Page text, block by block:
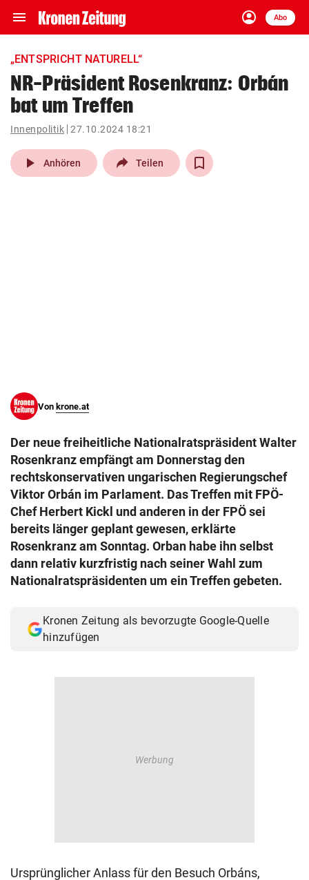
menu Navigation
ein-/ausklappen
account_circle
Anmelden
Abo
close Schließen
account_circle Anmelden
pin_drop
Wien arrow_right
„ENTSPRICHT NATURELL“
NR-Präsident Rosenkranz: Orbán
bat um Treffen
Innenpolitik 27.10.2024 18:21
play_arrow Anhören Teilen
Von krone.at
Der neue freiheitliche Nationalratspräsident Walter
Rosenkranz empfängt am Donnerstag den
rechtskonservativen ungarischen Regierungschef
Viktor Orbán im Parlament. Das Treffen mit FPÖ-
Chef Herbert Kickl und anderen in der FPÖ sei
bereits länger geplant gewesen, erklärte
Rosenkranz am Sonntag. Orban habe ihn selbst
dann relativ kurzfristig nach seiner Wahl zum
Nationalratspräsidenten um ein Treffen gebeten.
Kronen Zeitung als bevorzugte Google-Quelle
hinzufügen
Ursprünglicher Anlass für den Besuch Orbáns,